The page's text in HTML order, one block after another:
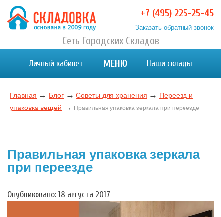
Перейти
содержимому
Хранение вещей в Москве и МО. Склад временного
Хранение вещей в Москве и МО. Склад временного хранения. Складовка
+7 (495) 225-25-45
Заказать обратный звонок
Сеть Городских Складов
Личный кабинет МЕНЮ Наши склады
Главная → Блог → Советы для хранения → Переезд и
упаковка вещей → Правильная упаковка зеркала при переезде
Правильная упаковка зеркала
при переезде
Опубликовано: 18 августа 2017